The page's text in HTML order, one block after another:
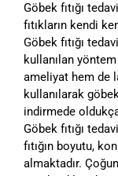
Göbek fıtığı
fıtıkların kendi
Göbek fıtığı
kullanılan
ameliyat hem de
kullanılarak
indirmede
Göbek fıtığı
fıtığın boyutu,
almaktadır.